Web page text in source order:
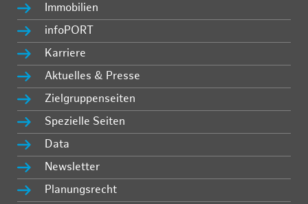
Immobilien
infoPORT
Karriere
Aktuelles & Presse
Zielgruppenseiten
Spezielle Seiten
Data
Newsletter
Planungsrecht